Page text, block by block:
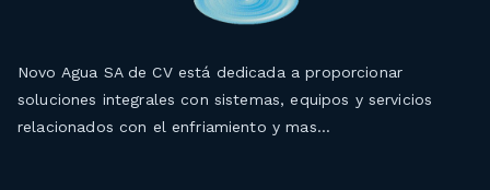
Novo Agua SA de CV está dedicada a proporcionar
soluciones integrales con sistemas, equipos y servicios
relacionados con el enfriamiento y mas…